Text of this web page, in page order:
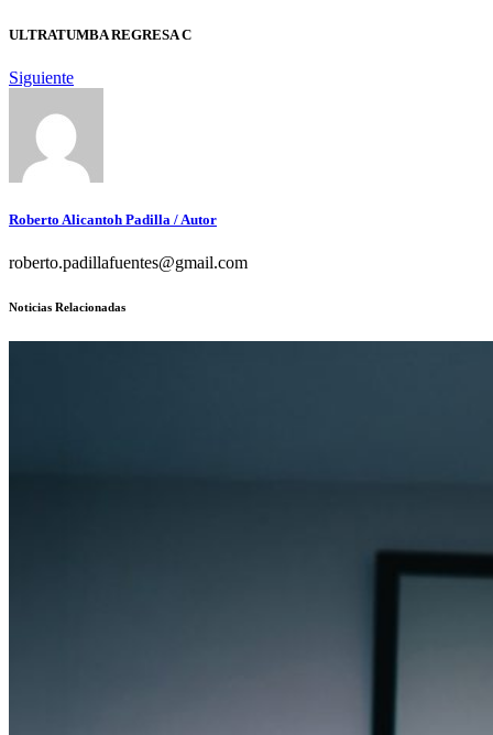
ULTRATUMBA REGRESA C
Siguiente
Roberto Alicantoh Padilla / Autor
roberto.padillafuentes@gmail.com
Noticias Relacionadas